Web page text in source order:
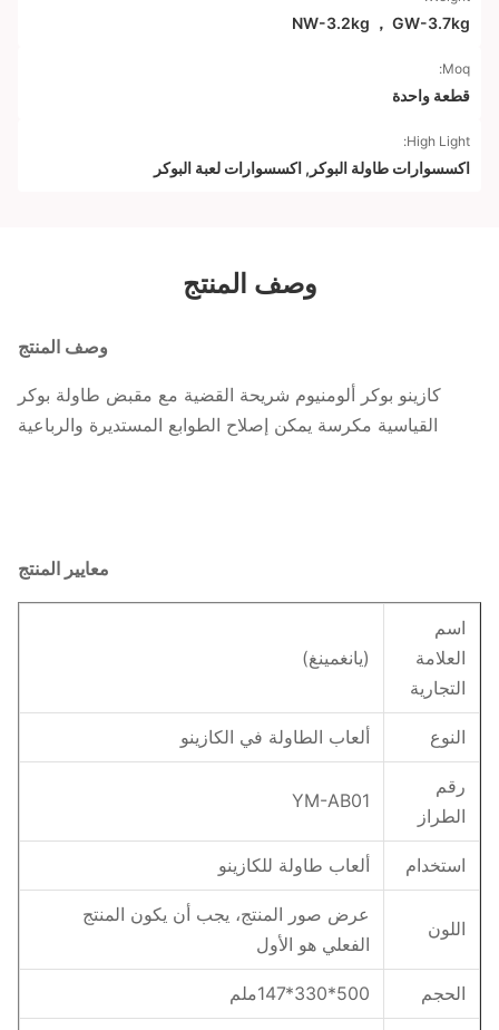
NW-3.2kg ， GW-3.7kg
Moq:
قطعة واحدة
High Light:
اكسسوارات طاولة البوكر , اكسسوارات لعبة البوكر
وصف المنتج
وصف المنتج
كازينو بوكر ألومنيوم شريحة القضية مع مقبض طاولة بوكر
القياسية مكرسة يمكن إصلاح الطوابع المستديرة والرباعية
معايير المنتج
اسم
العلامة
التجارية
(يانغمينغ)
النوع ألعاب الطاولة في الكازينو
رقم
الطراز
YM-AB01
استخدام ألعاب طاولة للكازينو
اللون
عرض صور المنتج، يجب أن يكون المنتج
الفعلي هو الأول
الحجم 500*330*147ملم